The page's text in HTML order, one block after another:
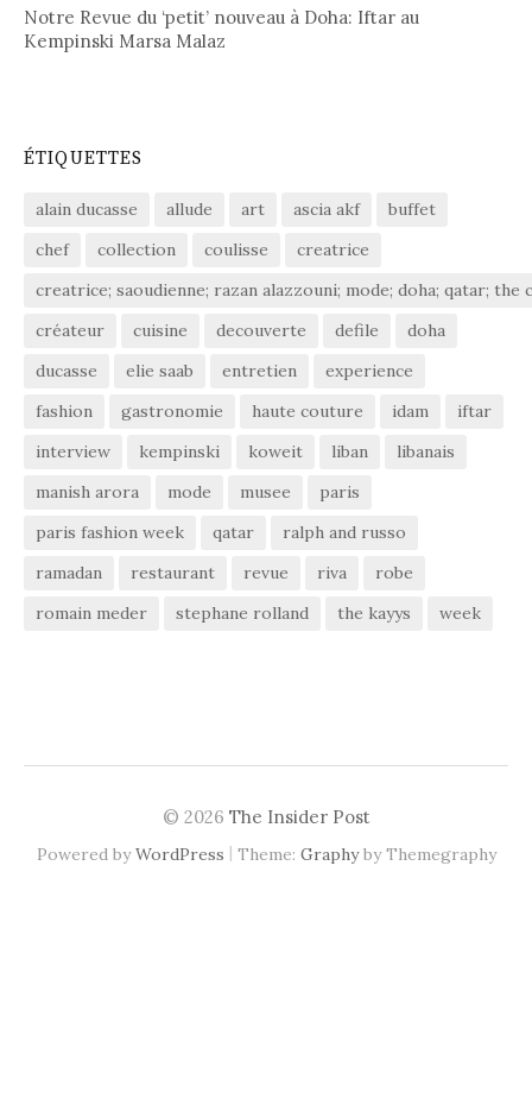
Notre Revue du ‘petit’ nouveau à Doha: Iftar au
Kempinski Marsa Malaz
ÉTIQUETTES
alain ducasse allude art ascia akf
buffet
chef
collection coulisse
creatrice
creatrice; saoudienne; razan alazzouni; mode; doha; qatar; the
créateur
cuisine decouverte defile
doha
ducasse
elie saab entretien
experience
fashion
gastronomie haute couture idam
iftar
interview
kempinski koweit liban
libanais
manish arora
mode musee
paris
paris fashion week
qatar
ralph and russo
ramadan
restaurant revue riva
robe
romain meder
stephane rolland the kayys week
© 2026 The Insider Post
Powered byWordPress | Theme: Graphyby Themegraphy